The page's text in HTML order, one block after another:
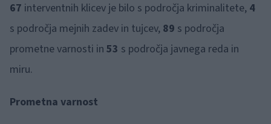
67 interventnih klicev je bilo s področja kriminalitete, 4
s področja mejnih zadev in tujcev, 89 s področja
prometne varnosti in 53 s področja javnega reda in
miru.
Prometna varnost